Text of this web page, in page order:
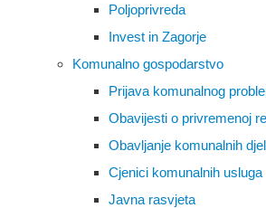
Poljoprivreda
Invest in Zagorje
Komunalno gospodarstvo
Prijava komunalnog
Obavijesti o privremenoj
Obavljanje komunalnih
Cjenici komunalnih usluga
Javna rasvjeta